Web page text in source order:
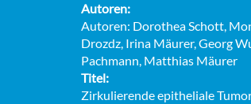
Autoren:
Autoren: Dorothea Schott,
Drozdz, Irina Mäurer, Georg
Pachmann, Matthias Mäurer
Titel:
Zirkulierende epitheliale